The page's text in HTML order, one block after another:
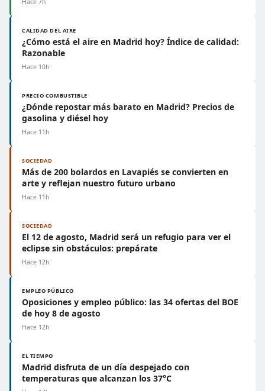
Hace 7h
CALIDAD DEL AIRE
¿Cómo está el aire en Madrid hoy? Índice de calidad:
Razonable
Hace 10h
PRECIO COMBUSTIBLE
¿Dónde repostar más barato en Madrid? Precios de
gasolina y diésel hoy
Hace 11h
SOCIEDAD
Más de 200 bolardos en Lavapiés se convierten en
arte y reflejan nuestro futuro urbano
Hace 11h
SOCIEDAD
El 12 de agosto, Madrid será un refugio para ver el
eclipse sin obstáculos: prepárate
Hace 12h
EMPLEO PÚBLICO
Oposiciones y empleo público: las 34 ofertas del BOE
de hoy 8 de agosto
Hace 12h
EL TIEMPO
Madrid disfruta de un día despejado con
temperaturas que alcanzan los 37°C